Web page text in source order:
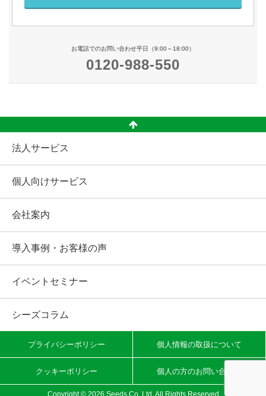
お電話でのお問い合わせ平日（9:00～18:00）
0120-988-550
法人サービス
個人向けサービス
会社案内
導入事例・お客様の声
イベントセミナー
シーズコラム
プライバシーポリシー 個人情報の取扱について
クッキーポリシー 個人の方のお問い合わせ
Copyright © 2026 Seeds Co.,Ltd. All Rights Reserved